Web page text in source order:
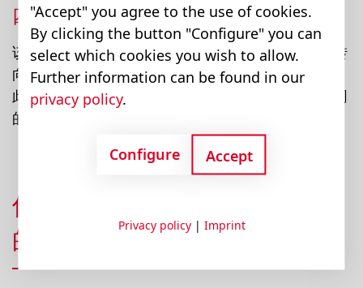
四位六通转向模式阀
该控制模块具有独特的四位六通阀功能，可对不同转
向模式进行最佳控制，是专为两轴车辆而开发。因
此，车辆用户可以使用四种转向模式，从而根据不同
的应用领域使用最佳转向模式。
优化设计 – 更多用于转向系统
的产品
"Accept" you agree to the use of cookies.
By clicking the button "Configure" you can
select which cookies you wish to allow.
Further information can be found in our
privacy policy.
Configure Accept
Privacy policy| Imprint